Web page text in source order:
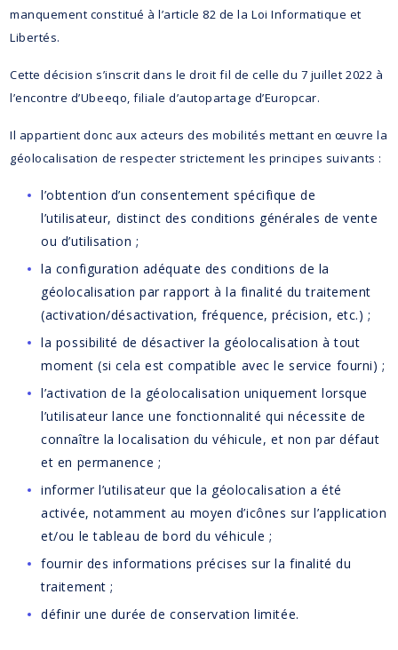
manquement constitué à l’article 82 de la Loi Informatique et
Libertés.
Cette décision s’inscrit dans le droit fil de celle du 7 juillet 2022 à
l’encontre d’Ubeeqo, filiale d’autopartage d’Europcar.
Il appartient donc aux acteurs des mobilités mettant en œuvre la
géolocalisation de respecter strictement les principes suivants :
l’obtention d’un consentement spécifique de
l’utilisateur, distinct des conditions générales de vente
ou d’utilisation ;
la configuration adéquate des conditions de la
géolocalisation par rapport à la finalité du traitement
(activation/désactivation, fréquence, précision, etc.) ;
la possibilité de désactiver la géolocalisation à tout
moment (si cela est compatible avec le service fourni) ;
l’activation de la géolocalisation uniquement lorsque
l’utilisateur lance une fonctionnalité qui nécessite de
connaître la localisation du véhicule, et non par défaut
et en permanence ;
informer l’utilisateur que la géolocalisation a été
activée, notamment au moyen d’icônes sur l’application
et/ou le tableau de bord du véhicule ;
fournir des informations précises sur la finalité du
traitement ;
définir une durée de conservation limitée.